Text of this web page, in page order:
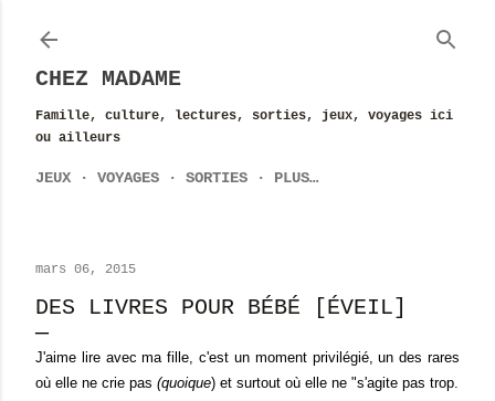
CHEZ MADAME
Famille, culture, lectures, sorties, jeux, voyages ici
ou ailleurs
JEUX VOYAGES SORTIES PLUS…
mars 06, 2015
DES LIVRES POUR BÉBÉ [ÉVEIL]
J'aime lire avec ma fille, c'est un moment privilégié, un des rares
où elle ne crie pas (quoique) et surtout où elle ne "s'agite pas trop.